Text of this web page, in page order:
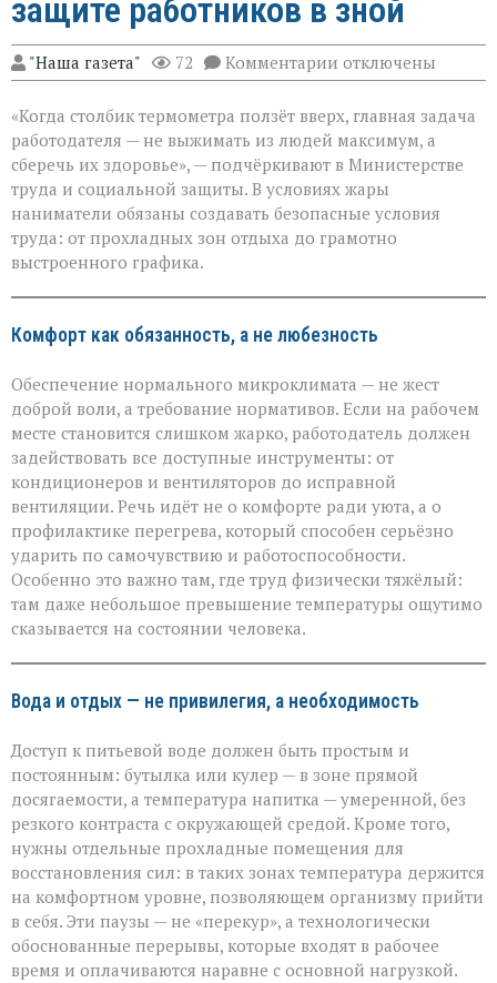
защите работников в зной
"Наша газета" 72 Комментарии к
записи
не
должна
стоить
здоровья»:
Минтруда — о
защите
работников
в
отключены
«Когда столбик термометра ползёт вверх, главная задача
работодателя — не выжимать из людей максимум, а
сберечь их здоровье», — подчёркивают в Министерстве
труда и социальной защиты. В условиях жары
наниматели обязаны создавать безопасные условия
труда: от прохладных зон отдыха до грамотно
выстроенного графика.
Комфорт как обязанность, а не любезность
Обеспечение нормального микроклимата — не жест
доброй воли, а требование нормативов. Если на рабочем
месте становится слишком жарко, работодатель должен
задействовать все доступные инструменты: от
кондиционеров и вентиляторов до исправной
вентиляции. Речь идёт не о комфорте ради уюта, а о
профилактике перегрева, который способен серьёзно
ударить по самочувствию и работоспособности.
Особенно это важно там, где труд физически тяжёлый:
там даже небольшое превышение температуры ощутимо
сказывается на состоянии человека.
Вода и отдых — не привилегия, а необходимость
Доступ к питьевой воде должен быть простым и
постоянным: бутылка или кулер — в зоне прямой
досягаемости, а температура напитка — умеренной, без
резкого контраста с окружающей средой. Кроме того,
нужны отдельные прохладные помещения для
восстановления сил: в таких зонах температура держится
на комфортном уровне, позволяющем организму прийти
в себя. Эти паузы — не «перекур», а технологически
обоснованные перерывы, которые входят в рабочее
время и оплачиваются наравне с основной нагрузкой.